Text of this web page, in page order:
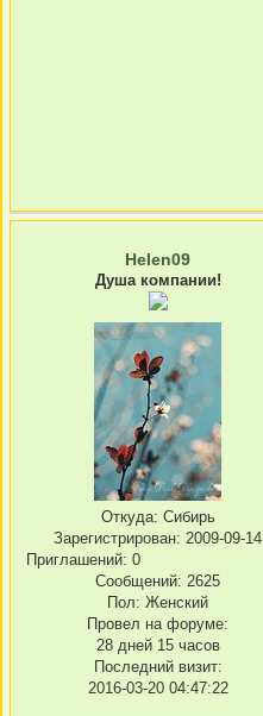
Helen09
Душа компании!
Откуда: Сибирь
Зарегистрирован: 2009-09-14
Приглашений: 0
Сообщений: 2625
Пол: Женский
Провел на форуме:
28 дней 15 часов
Последний визит:
2016-03-20 04:47:22